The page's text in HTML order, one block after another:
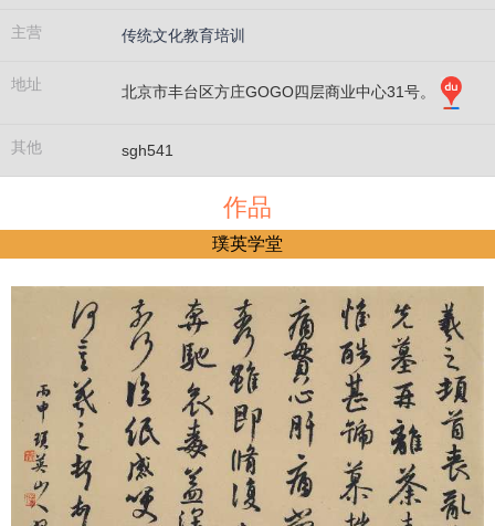
主营 传统文化教育培训
地址 北京市丰台区方庄GOGO四层商业中心31号。
其他 sgh541
作品
璞英学堂